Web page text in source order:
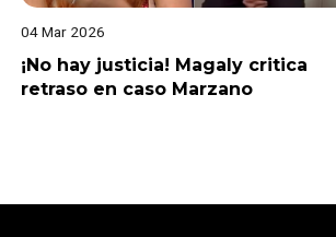
04 Mar 2026
¡No hay justicia! Magaly critica
retraso en caso Marzano